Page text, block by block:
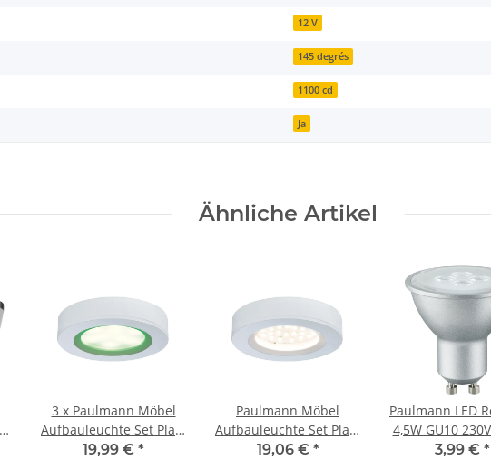
12 V
145 degrés
1100 cd
Ja
Ähnliche Artikel
3 x Paulmann Möbel
Aufbauleuchte Set Platy
rund RGB inkl.
19,99 € *
Paulmann Möbel
Aufbauleuchte Set Platy
LED 3x2,5W 7,5VA
19,06 € *
Paulmann LED
4,5W GU10
3,99 € *